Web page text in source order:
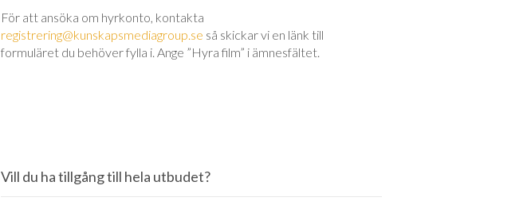
För att ansöka om hyrkonto, kontakta
registrering@kunskapsmediagroup.se så skickar vi en länk till
formuläret du behöver fylla i. Ange ”Hyra film” i ämnesfältet.
Vill du ha tillgång till hela utbudet?